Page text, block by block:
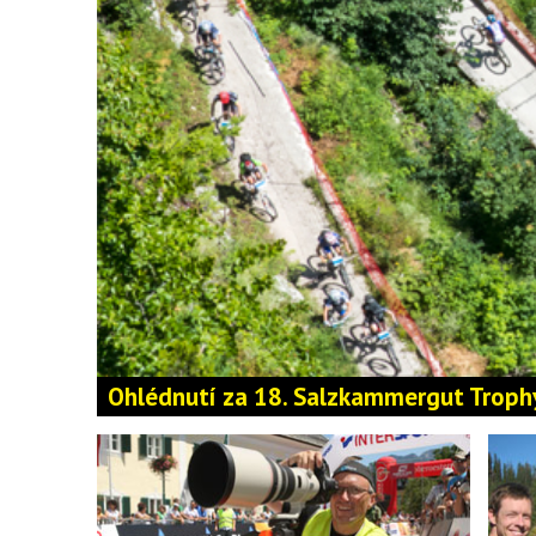
Ohlédnutí za 18. Salzkammergut